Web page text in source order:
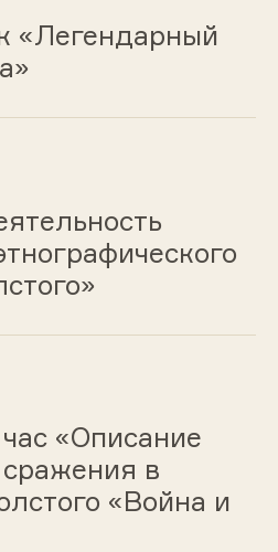
«Легендарный
«Описание
в
«Война и